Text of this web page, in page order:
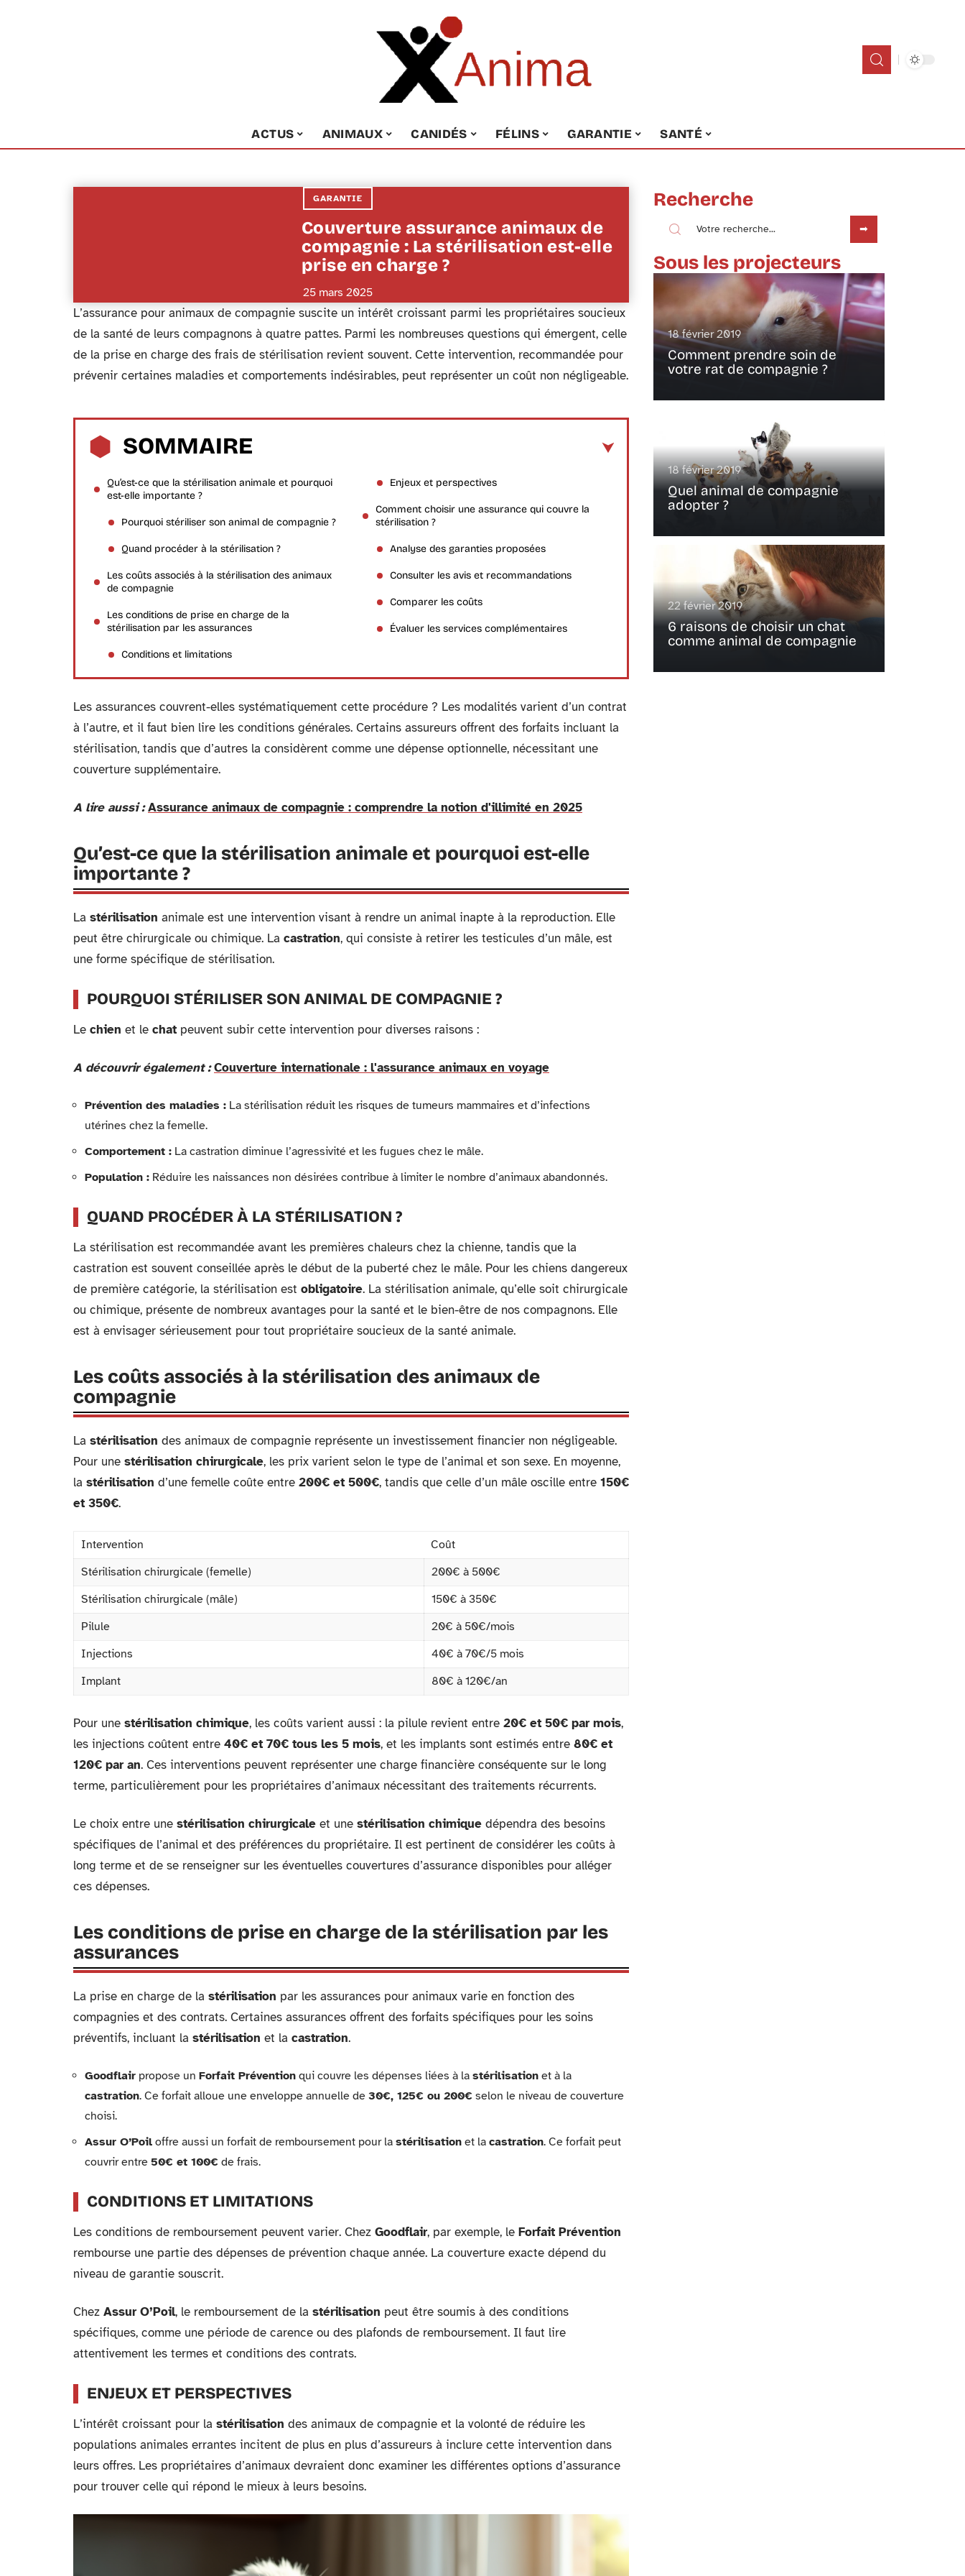
ACTUS ANIMAUX CANIDÉS FÉLINS GARANTIE SANTÉ
GARANTIE
Couverture assurance animaux de
compagnie : La stérilisation est-elle
prise en charge ?
25 mars 2025
L’assurance pour animaux de compagnie suscite un intérêt croissant parmi les propriétaires soucieux
de la santé de leurs compagnons à quatre pattes. Parmi les nombreuses questions qui émergent, celle
de la prise en charge des frais de stérilisation revient souvent. Cette intervention, recommandée pour
prévenir certaines maladies et comportements indésirables, peut représenter un coût non négligeable.
SOMMAIRE
Qu’est-ce que la stérilisation animale et pourquoi
est-elle importante ?
Pourquoi stériliser son animal de compagnie ?
Quand procéder à la stérilisation ?
Les coûts associés à la stérilisation des animaux
de compagnie
Les conditions de prise en charge de la
stérilisation par les assurances
Conditions et limitations
Enjeux et perspectives
Comment choisir une assurance qui couvre la
stérilisation ?
Analyse des garanties proposées
Consulter les avis et recommandations
Comparer les coûts
Évaluer les services complémentaires
Les assurances couvrent-elles systématiquement cette procédure ? Les modalités varient d’un contrat
à l’autre, et il faut bien lire les conditions générales. Certains assureurs offrent des forfaits incluant la
stérilisation, tandis que d’autres la considèrent comme une dépense optionnelle, nécessitant une
couverture supplémentaire.
A lire aussi : Assurance animaux de compagnie : comprendre la notion d'illimité en 2025
Qu’est-ce que la stérilisation animale et pourquoi est-elle
importante ?
La stérilisation animale est une intervention visant à rendre un animal inapte à la reproduction. Elle
peut être chirurgicale ou chimique. La castration, qui consiste à retirer les testicules d’un mâle, est
une forme spécifique de stérilisation.
POURQUOI STÉRILISER SON ANIMAL DE COMPAGNIE ?
Le chien et le chat peuvent subir cette intervention pour diverses raisons :
A découvrir également : Couverture internationale : l'assurance animaux en voyage
Prévention des maladies : La stérilisation réduit les risques de tumeurs mammaires et d’infections
utérines chez la femelle.
Comportement : La castration diminue l’agressivité et les fugues chez le mâle.
Population : Réduire les naissances non désirées contribue à limiter le nombre d’animaux abandonnés.
QUAND PROCÉDER À LA STÉRILISATION ?
La stérilisation est recommandée avant les premières chaleurs chez la chienne, tandis que la
castration est souvent conseillée après le début de la puberté chez le mâle. Pour les chiens dangereux
de première catégorie, la stérilisation est obligatoire. La stérilisation animale, qu’elle soit chirurgicale
ou chimique, présente de nombreux avantages pour la santé et le bien-être de nos compagnons. Elle
est à envisager sérieusement pour tout propriétaire soucieux de la santé animale.
Les coûts associés à la stérilisation des animaux de
compagnie
La stérilisation des animaux de compagnie représente un investissement financier non négligeable.
Pour une stérilisation chirurgicale, les prix varient selon le type de l’animal et son sexe. En moyenne,
la stérilisation d’une femelle coûte entre 200€ et 500€, tandis que celle d’un mâle oscille entre 150€
et 350€.
Intervention
Coût
Stérilisation chirurgicale (femelle)
200€ à 500€
Stérilisation chirurgicale (mâle)
150€ à 350€
Pilule
20€ à 50€/mois
Injections
40€ à 70€/5 mois
Implant
80€ à 120€/an
Pour une stérilisation chimique, les coûts varient aussi : la pilule revient entre 20€ et 50€ par mois,
les injections coûtent entre 40€ et 70€ tous les 5 mois, et les implants sont estimés entre 80€ et
120€ par an. Ces interventions peuvent représenter une charge financière conséquente sur le long
terme, particulièrement pour les propriétaires d’animaux nécessitant des traitements récurrents.
Le choix entre une stérilisation chirurgicale et une stérilisation chimique dépendra des besoins
spécifiques de l’animal et des préférences du propriétaire. Il est pertinent de considérer les coûts à
long terme et de se renseigner sur les éventuelles couvertures d’assurance disponibles pour alléger
ces dépenses.
Les conditions de prise en charge de la stérilisation par les
assurances
La prise en charge de la stérilisation par les assurances pour animaux varie en fonction des
compagnies et des contrats. Certaines assurances offrent des forfaits spécifiques pour les soins
préventifs, incluant la stérilisation et la castration.
Goodflair propose un Forfait Prévention qui couvre les dépenses liées à la stérilisation et à la
castration. Ce forfait alloue une enveloppe annuelle de 30€, 125€ ou 200€ selon le niveau de couverture
choisi.
Assur O’Poil offre aussi un forfait de remboursement pour la stérilisation et la castration. Ce forfait peut
couvrir entre 50€ et 100€ de frais.
CONDITIONS ET LIMITATIONS
Les conditions de remboursement peuvent varier. Chez Goodflair, par exemple, le Forfait Prévention
rembourse une partie des dépenses de prévention chaque année. La couverture exacte dépend du
niveau de garantie souscrit.
Chez Assur O’Poil, le remboursement de la stérilisation peut être soumis à des conditions
spécifiques, comme une période de carence ou des plafonds de remboursement. Il faut lire
attentivement les termes et conditions des contrats.
ENJEUX ET PERSPECTIVES
L’intérêt croissant pour la stérilisation des animaux de compagnie et la volonté de réduire les
populations animales errantes incitent de plus en plus d’assureurs à inclure cette intervention dans
leurs offres. Les propriétaires d’animaux devraient donc examiner les différentes options d’assurance
pour trouver celle qui répond le mieux à leurs besoins.
Recherche
Sous les projecteurs
18 février 2019
Comment prendre soin de
votre rat de compagnie ?
18 février 2019
Quel animal de compagnie
adopter ?
22 février 2019
6 raisons de choisir un chat
comme animal de compagnie